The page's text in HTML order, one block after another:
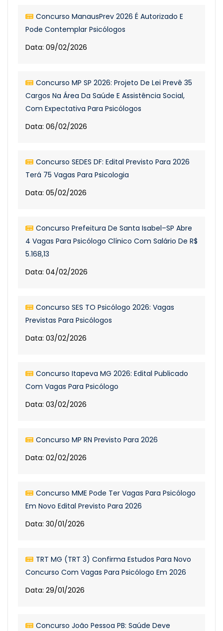
Concurso ManausPrev 2026 É Autorizado E
Pode Contemplar Psicólogos
Data: 09/02/2026
Concurso MP SP 2026: Projeto De Lei Prevê 35
Cargos Na Área Da Saúde E Assistência Social,
Com Expectativa Para Psicólogos
Data: 06/02/2026
Concurso SEDES DF: Edital Previsto Para 2026
Terá 75 Vagas Para Psicologia
Data: 05/02/2026
Concurso Prefeitura De Santa Isabel–SP Abre
4 Vagas Para Psicólogo Clínico Com Salário De R$
5.168,13
Data: 04/02/2026
Concurso SES TO Psicólogo 2026: Vagas
Previstas Para Psicólogos
Data: 03/02/2026
Concurso Itapeva MG 2026: Edital Publicado
Com Vagas Para Psicólogo
Data: 03/02/2026
Concurso MP RN Previsto Para 2026
Data: 02/02/2026
Concurso MME Pode Ter Vagas Para Psicólogo
Em Novo Edital Previsto Para 2026
Data: 30/01/2026
TRT MG (TRT 3) Confirma Estudos Para Novo
Concurso Com Vagas Para Psicólogo Em 2026
Data: 29/01/2026
Concurso João Pessoa PB: Saúde Deve